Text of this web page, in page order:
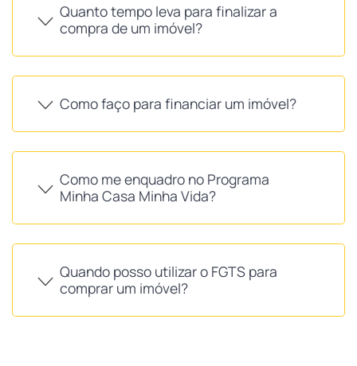
Quanto tempo leva para finalizar a
compra de um imóvel?
Como faço para financiar um imóvel?
Como me enquadro no Programa
Minha Casa Minha Vida?
Quando posso utilizar o FGTS para
comprar um imóvel?